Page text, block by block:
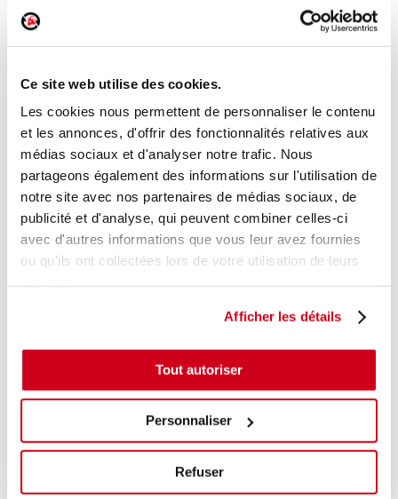
Ce site web utilise des cookies.
Les cookies nous permettent de personnaliser le contenu
et les annonces, d'offrir des fonctionnalités relatives aux
médias sociaux et d'analyser notre trafic. Nous
partageons également des informations sur l'utilisation de
notre site avec nos partenaires de médias sociaux, de
publicité et d'analyse, qui peuvent combiner celles-ci
avec d'autres informations que vous leur avez fournies
ou qu'ils ont collectées lors de votre utilisation de leurs
Afficher les détails
Tout autoriser
Personnaliser
Refuser
Bouton de warning
Modèle d'origine :OPEL ASTRA J BREAK
201206
Modèle de provenance
Caractéristiques techniques
En stock 15,00 € TTC
AJOUTER AU PANIER